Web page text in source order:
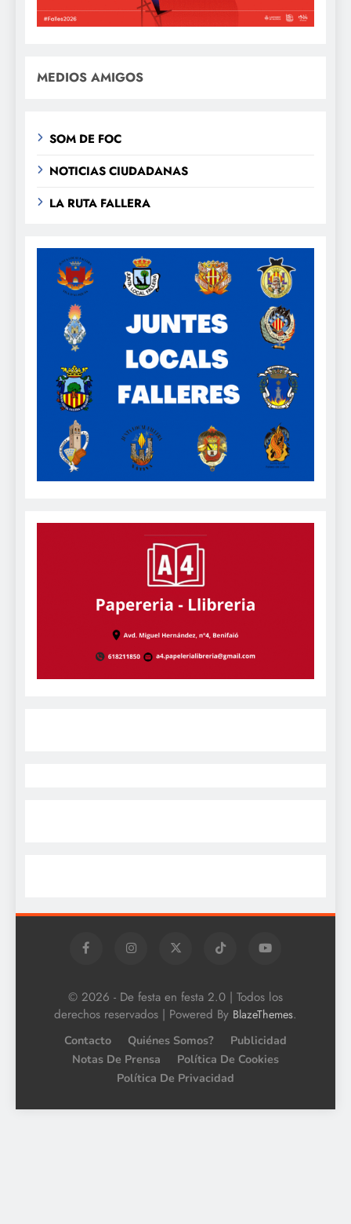
MEDIOS AMIGOS
SOM DE FOC
NOTICIAS CIUDADANAS
LA RUTA FALLERA
© 2026 - De festa en festa 2.0 | Todos los
derechos reservados | Powered By BlazeThemes.
Contacto Quiénes Somos?
Publicidad
Notas De Prensa
Política De Cookies
Política De Privacidad